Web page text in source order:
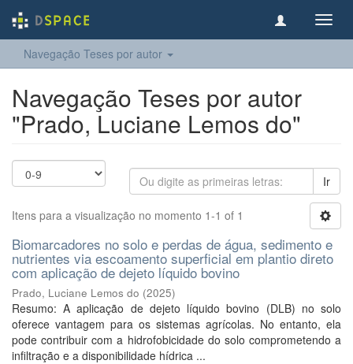
Navegação Teses por autor
Navegação Teses por autor
"Prado, Luciane Lemos do"
Ir
Itens para a visualização no momento 1-1 of 1
Biomarcadores no solo e perdas de água, sedimento e
nutrientes via escoamento superficial em plantio direto
com aplicação de dejeto líquido bovino
Prado, Luciane Lemos do (2025)
Resumo: A aplicação de dejeto líquido bovino (DLB) no solo
oferece vantagem para os sistemas agrícolas. No entanto, ela
pode contribuir com a hidrofobicidade do solo comprometendo a
infiltração e a disponibilidade hídrica ...